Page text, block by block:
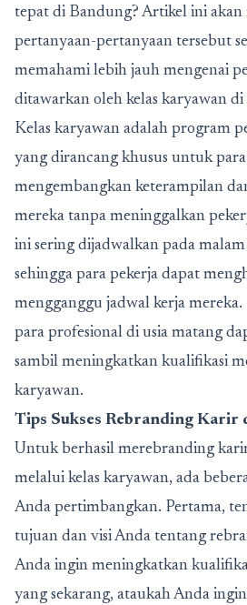
tepat di Bandung? Artikel ini akan
pertanyaan-pertanyaan tersebut
memahami lebih jauh mengenai
ditawarkan oleh kelas karyawan
Kelas karyawan adalah program
yang dirancang khusus untuk
mengembangkan keterampilan
mereka tanpa meninggalkan
ini sering dijadwalkan pada
sehingga para pekerja dapat
mengganggu jadwal kerja
para profesional di usia matang
sambil meningkatkan kualifikasi
karyawan.
Tips Sukses Rebranding Karir
Untuk berhasil merebranding
melalui kelas karyawan, ada
Anda pertimbangkan. Pertama,
tujuan dan visi Anda tentang
Anda ingin meningkatkan
yang sekarang, ataukah Anda